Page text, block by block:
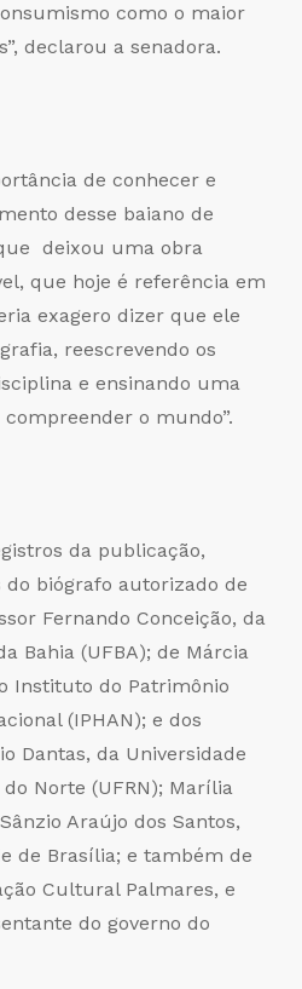
como o maior
declarou a senadora.
de conhecer e
desse baiano de
deixou uma obra
que hoje é referência em
exagero dizer que ele
reescrevendo os
e ensinando uma
o mundo”.
da publicação,
biógrafo autorizado de
Fernando Conceição, da
Bahia (UFBA); de Márcia
Instituto do Patrimônio
(IPHAN); e dos
Dantas, da Universidade
Norte (UFRN); Marília
Araújo dos Santos,
de Brasília; e também de
Cultural Palmares, e
do governo do